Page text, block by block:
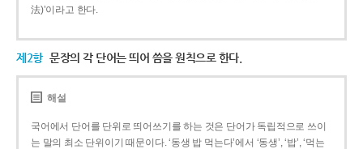
法)’이라고 한다.
제2항 문장의 각 단어는 띄어 씀을 원칙으로 한다.
해설
국어에서 단어를 단위로 띄어쓰기를 하는 것은 단어가 독립적으로 쓰이
는 말의 최소 단위이기 때문이다. ‘동생 밥 먹는다’에서 ‘동생’, ‘밥’, ‘먹는